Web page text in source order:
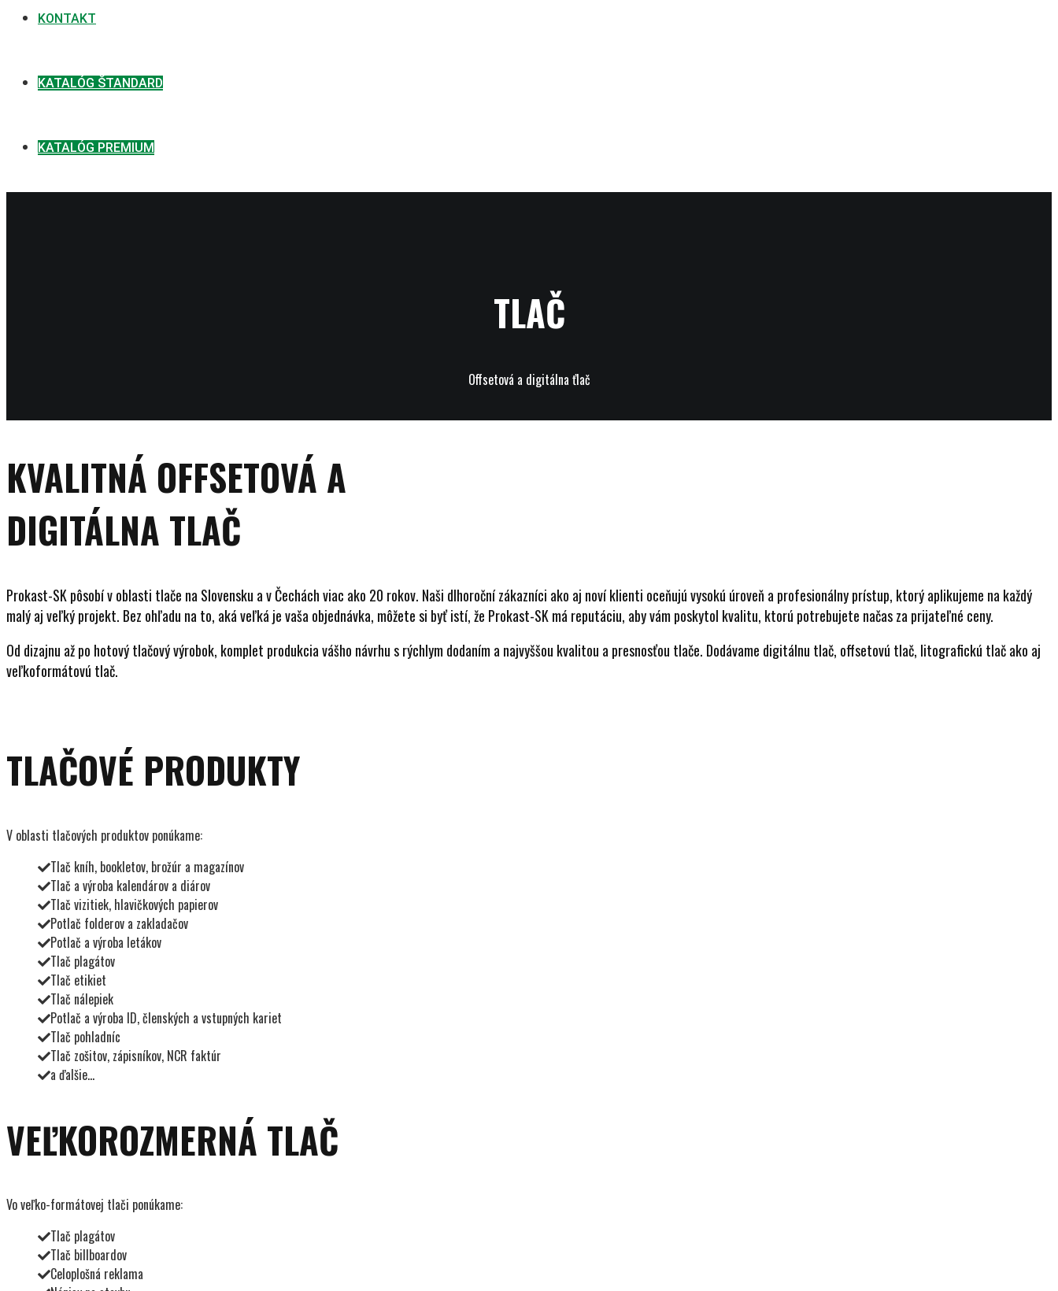
KONTAKT
KATALÓG ŠTANDARD
KATALÓG PREMIUM
TLAČ
Offsetová a digitálna ťlač
KVALITNÁ OFFSETOVÁ A
DIGITÁLNA TLAČ
Prokast-SK pôsobí v oblasti tlače na Slovensku a v Čechách viac ako 20 rokov. Naši dlhoroční zákazníci ako aj noví klienti oceňujú vysokú úroveň a profesionálny prístup, ktorý aplikujeme na každý
malý aj veľký projekt. Bez ohľadu na to, aká veľká je vaša objednávka, môžete si byť istí, že Prokast-SK má reputáciu, aby vám poskytol kvalitu, ktorú potrebujete načas za prijateľné ceny.
Od dizajnu až po hotový tlačový výrobok, komplet produkcia vášho návrhu s rýchlym dodaním a najvyššou kvalitou a presnosťou tlače. Dodávame digitálnu tlač, offsetovú tlač, litografickú tlač ako aj
veľkoformátovú tlač.
TLAČOVÉ PRODUKTY
V oblasti tlačových produktov ponúkame:
Tlač kníh, bookletov, brožúr a magazínov
Tlač a výroba kalendárov a diárov
Tlač vizitiek, hlavičkových papierov
Potlač folderov a zakladačov
Potlač a výroba letákov
Tlač plagátov
Tlač etikiet
Tlač nálepiek
Potlač a výroba ID, členských a vstupných kariet
Tlač pohladníc
Tlač zošitov, zápisníkov, NCR faktúr
a ďalšie...
VEĽKOROZMERNÁ TLAČ
Vo veľko-formátovej tlači ponúkame:
Tlač plagátov
Tlač billboardov
Celoplošná reklama